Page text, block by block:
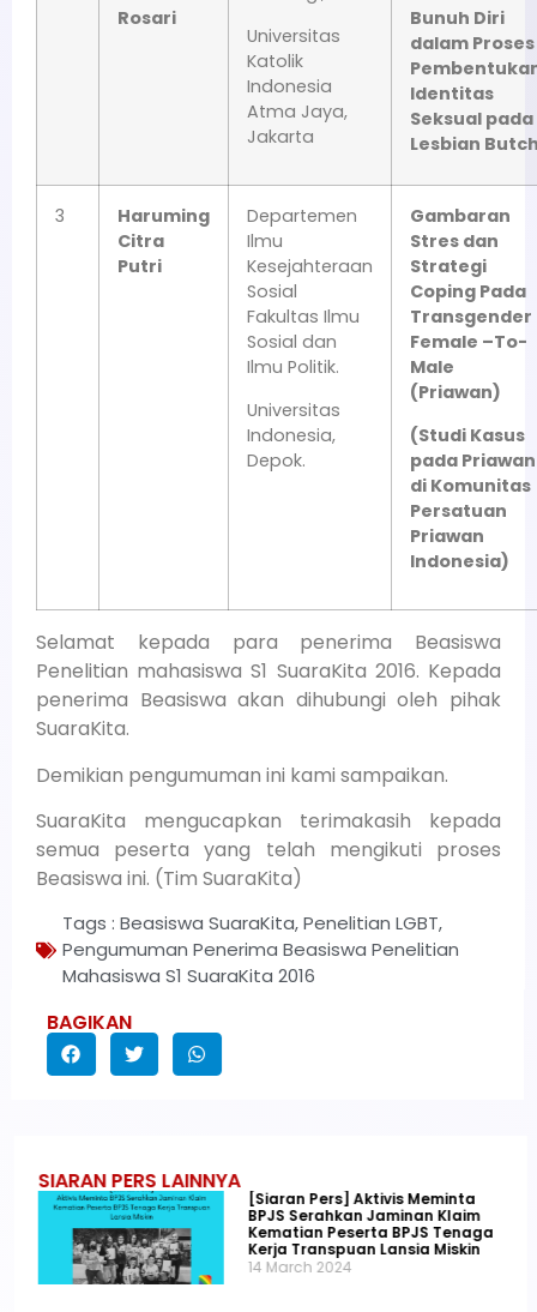
Rosari
Universitas
Katolik
Indonesia
Atma Jaya,
Jakarta
Bunuh Diri
dalam Proses
Identitas
Seksual pada
Lesbian
3
Haruming
Citra
Putri
Departemen
Ilmu
Kesejahteraan
Sosial
Fakultas Ilmu
Sosial dan
Ilmu Politik.
Universitas
Indonesia,
Depok.
Gambaran
Stres dan
Strategi
Coping Pada
Transgender
Female –To-
Male
(Priawan)
(Studi Kasus
pada Priawan
di Komunitas
Persatuan
Priawan
Indonesia)
Selamat kepada para penerima Beasiswa
Penelitian mahasiswa S1 SuaraKita 2016. Kepada
penerima Beasiswa akan dihubungi oleh pihak
SuaraKita.
Demikian pengumuman ini kami sampaikan.
SuaraKita mengucapkan terimakasih kepada
semua peserta yang telah mengikuti proses
Beasiswa ini. (Tim SuaraKita)
Tags : Beasiswa SuaraKita,Penelitian LGBT,
Pengumuman Penerima Beasiswa Penelitian
Mahasiswa S1 SuaraKita 2016
BAGIKAN
SIARAN PERS LAINNYA
[Siaran Pers] Aktivis Meminta
BPJS Serahkan Jaminan Klaim
Kematian Peserta BPJS Tenaga
Kerja Transpuan Lansia Miskin
14 March 2024